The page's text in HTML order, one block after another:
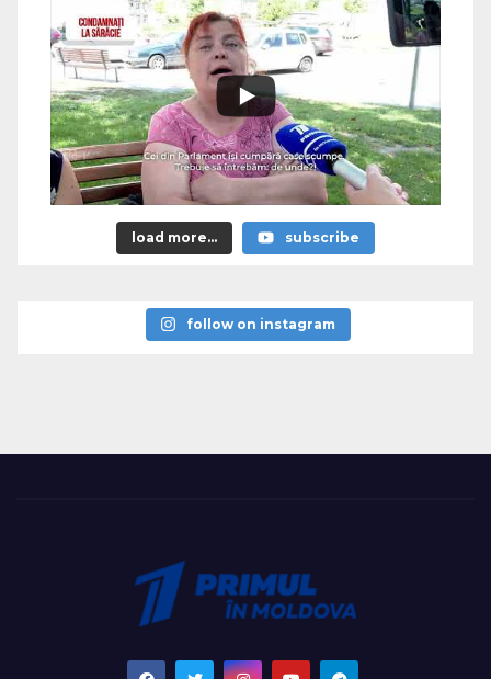
load more... subscribe
follow on instagram